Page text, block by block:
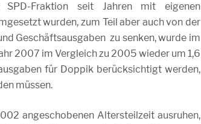
SPD-Fraktion seit Jahren mit eigenen
wurden, zum Teil aber auch von der
Geschäftsausgaben zu senken, wurde im
2007 im Vergleich zu 2005 wieder um 1,6
für Doppik berücksichtigt werden,
müssen.
angeschobenen Altersteilzeit ausruhen,